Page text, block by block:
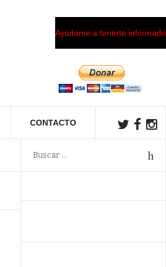
Ayúdame a tenerte informado
CONTACTO